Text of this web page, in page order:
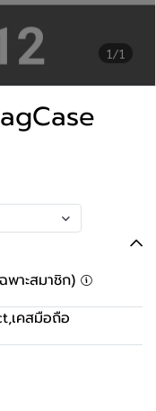
1/1
าะสมาชิก)
,เคสมือถือ